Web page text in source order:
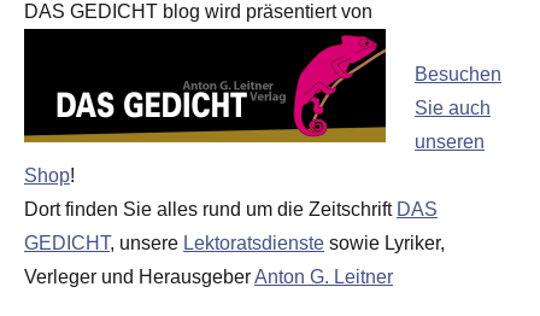
DAS GEDICHT blog wird präsentiert von
Besuchen
Sie auch
unseren
Shop!
Dort finden Sie alles rund um die Zeitschrift DAS
GEDICHT, unsere Lektoratsdienste sowie Lyriker,
Verleger und HerausgeberAnton G. Leitner